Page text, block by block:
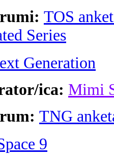
TOS
Series
Generation
ica: Mimi
TNG
9